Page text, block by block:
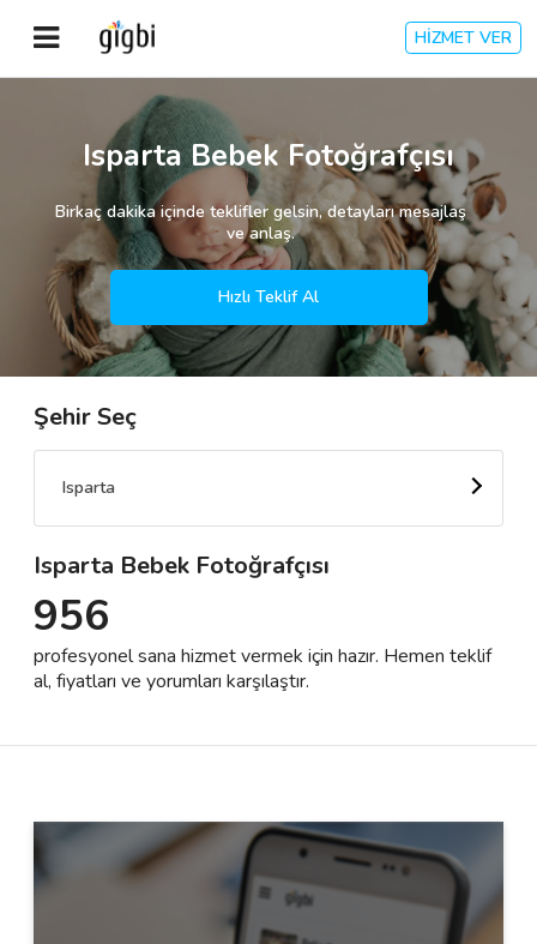
HİZMET VER
Anasayfa
Giriş Yap
Kayıt Ol
Kategoriler
🎈 Biz Kimiz?
🌟 Müşteri Değerlendirmeleri
Destek
İletişim
Isparta Bebek Fotoğrafçısı
Birkaç dakika içinde teklifler gelsin, detayları mesajlaş
ve anlaş.
Hızlı Teklif Al
Şehir Seç
Isparta
Isparta Bebek Fotoğrafçısı
956
profesyonel sana hizmet vermek için hazır. Hemen teklif
al, fiyatları ve yorumları karşılaştır.